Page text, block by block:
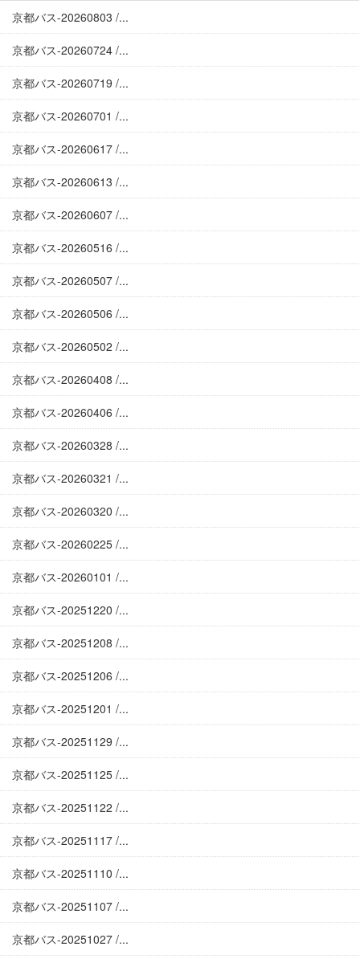
京都バス-20260803 /...
京都バス-20260724 /...
京都バス-20260719 /...
京都バス-20260701 /...
京都バス-20260617 /...
京都バス-20260613 /...
京都バス-20260607 /...
京都バス-20260516 /...
京都バス-20260507 /...
京都バス-20260506 /...
京都バス-20260502 /...
京都バス-20260408 /...
京都バス-20260406 /...
京都バス-20260328 /...
京都バス-20260321 /...
京都バス-20260320 /...
京都バス-20260225 /...
京都バス-20260101 /...
京都バス-20251220 /...
京都バス-20251208 /...
京都バス-20251206 /...
京都バス-20251201 /...
京都バス-20251129 /...
京都バス-20251125 /...
京都バス-20251122 /...
京都バス-20251117 /...
京都バス-20251110 /...
京都バス-20251107 /...
京都バス-20251027 /...